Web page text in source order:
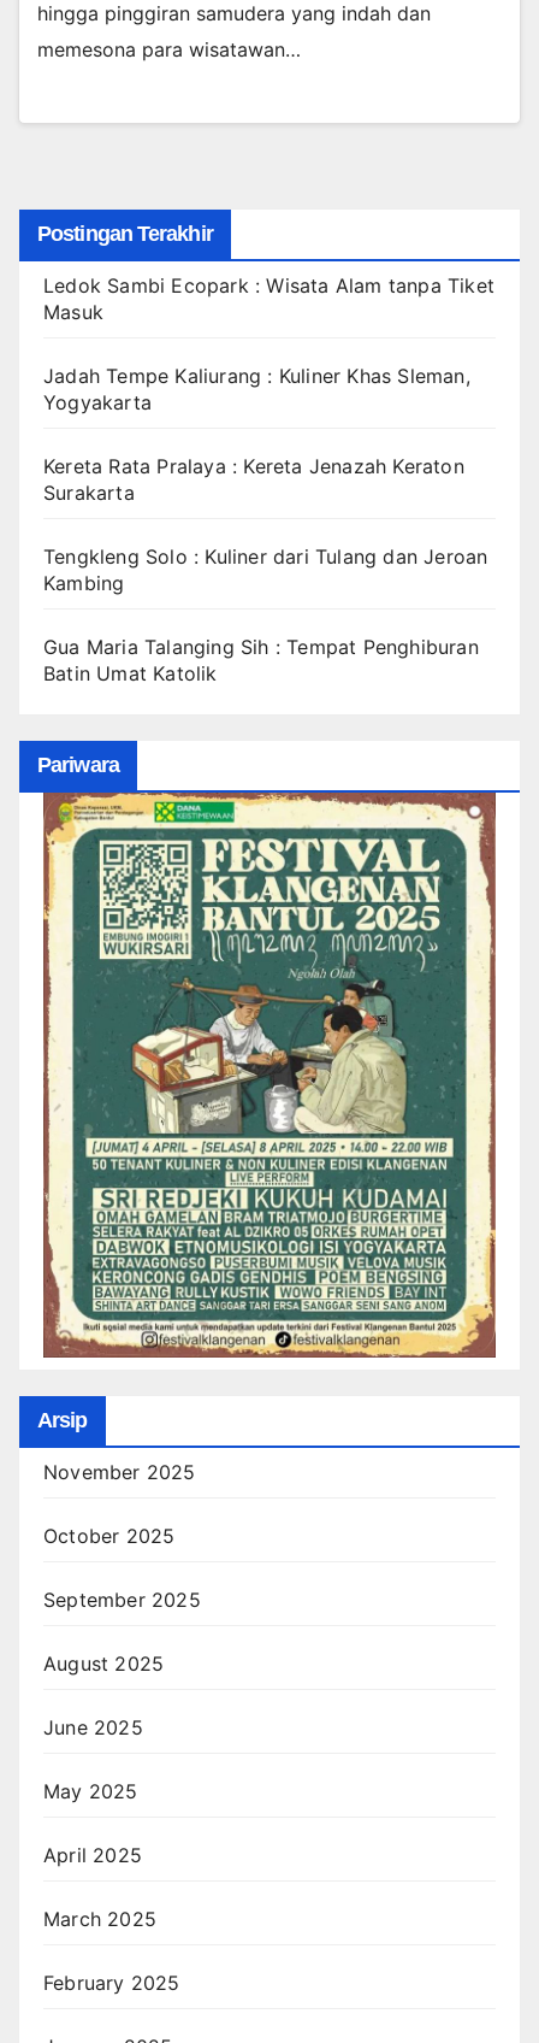
hingga pinggiran samudera yang indah dan
memesona para wisatawan…
Postingan Terakhir
Ledok Sambi Ecopark : Wisata Alam tanpa Tiket
Masuk
Jadah Tempe Kaliurang : Kuliner Khas Sleman,
Yogyakarta
Kereta Rata Pralaya : Kereta Jenazah Keraton
Surakarta
Tengkleng Solo : Kuliner dari Tulang dan Jeroan
Kambing
Gua Maria Talanging Sih : Tempat Penghiburan
Batin Umat Katolik
Pariwara
Arsip
November 2025
October 2025
September 2025
August 2025
June 2025
May 2025
April 2025
March 2025
February 2025